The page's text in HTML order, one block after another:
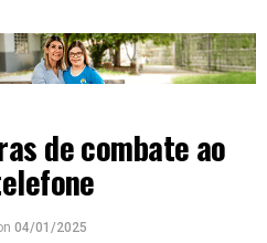
de combate ao
04/01/2025